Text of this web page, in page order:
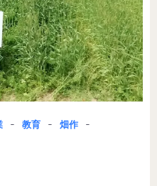
- 教育 - 畑作 -